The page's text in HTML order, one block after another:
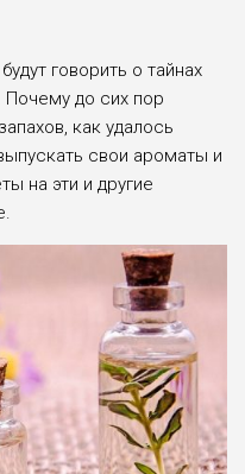
говорить о тайнах
до сих пор
как удалось
свои ароматы и
на эти и другие